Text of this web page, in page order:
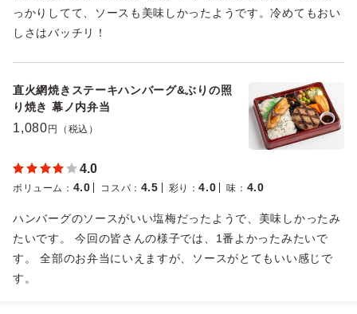
っかりしてて、ソースも美味しかったようです。冷めてもおい
しさはバッチリ！
直火網焼きステーキハンバーグ&ぶりの照
り焼き 幕ノ内弁当
1,080 円（税込）
4.0
ボリューム ： 4.0 コスパ ： 4.5 彩り ：4.0 味 ： 4.0
ハンバーグのソースがいい塩梅だったようで、美味しかったみ
たいです。 今回の皆さんの様子では、1番よかったみたいで
す。 全部のお弁当にいえますが、ソースがとてもいい感じで
す。